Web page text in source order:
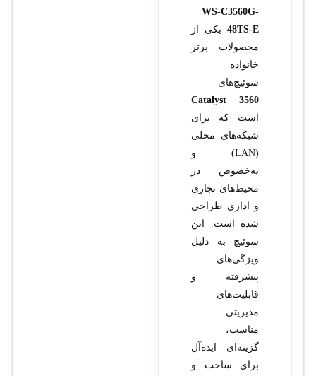
WS-C3560G-
48TS-Eیکی از
محصولات برتر
خانواده
سوئیچ‌های
Catalyst 3560
است که برای
شبکه‌های محلی
(LAN) و
به‌خصوص در
محیط‌های تجاری
و اداری طراحی
شده است. این
سوئیچ به دلیل
ویژگی‌های
پیشرفته و
قابلیت‌های
مدیریتی
مناسب،
گزینه‌ای ایده‌آل
برای ساخت و